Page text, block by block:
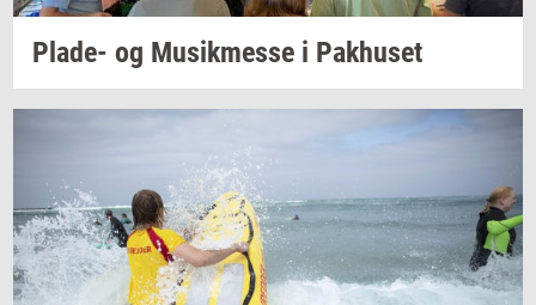
Plade-​ og Mu­sik­mes­se i Pak­hu­set